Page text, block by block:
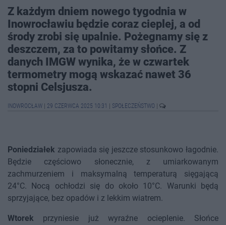
Z każdym dniem nowego tygodnia w
Inowrocławiu będzie coraz cieplej, a od
środy zrobi się upalnie. Pożegnamy się z
deszczem, za to powitamy słońce. Z
danych IMGW wynika, że w czwartek
termometry mogą wskazać nawet 36
stopni Celsjusza.
INOWROCŁAW 29 CZERWCA 2025 10:31 SPOŁECZEŃSTWO
Poniedziałek zapowiada się jeszcze stosunkowo łagodnie.
Będzie częściowo słonecznie, z umiarkowanym
zachmurzeniem i maksymalną temperaturą sięgającą
24°C. Nocą ochłodzi się do około 10°C. Warunki będą
sprzyjające, bez opadów i z lekkim wiatrem.
Wtorek przyniesie już wyraźne ocieplenie. Słońce